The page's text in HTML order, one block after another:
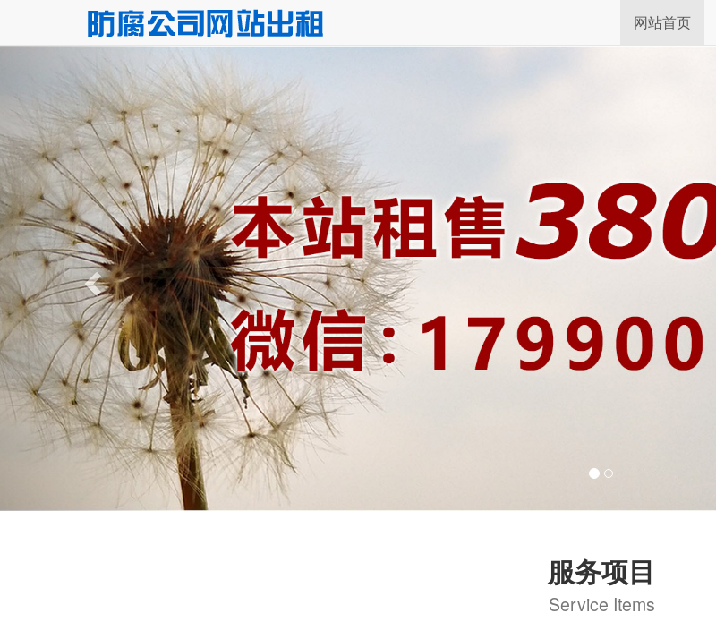
网站首页
服务项目
Service Items